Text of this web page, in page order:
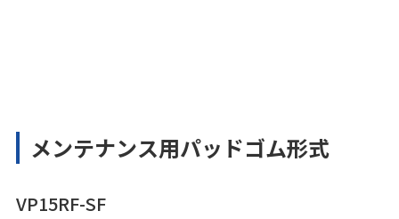
メンテナンス用パッドゴム形式
VP15RF-SF